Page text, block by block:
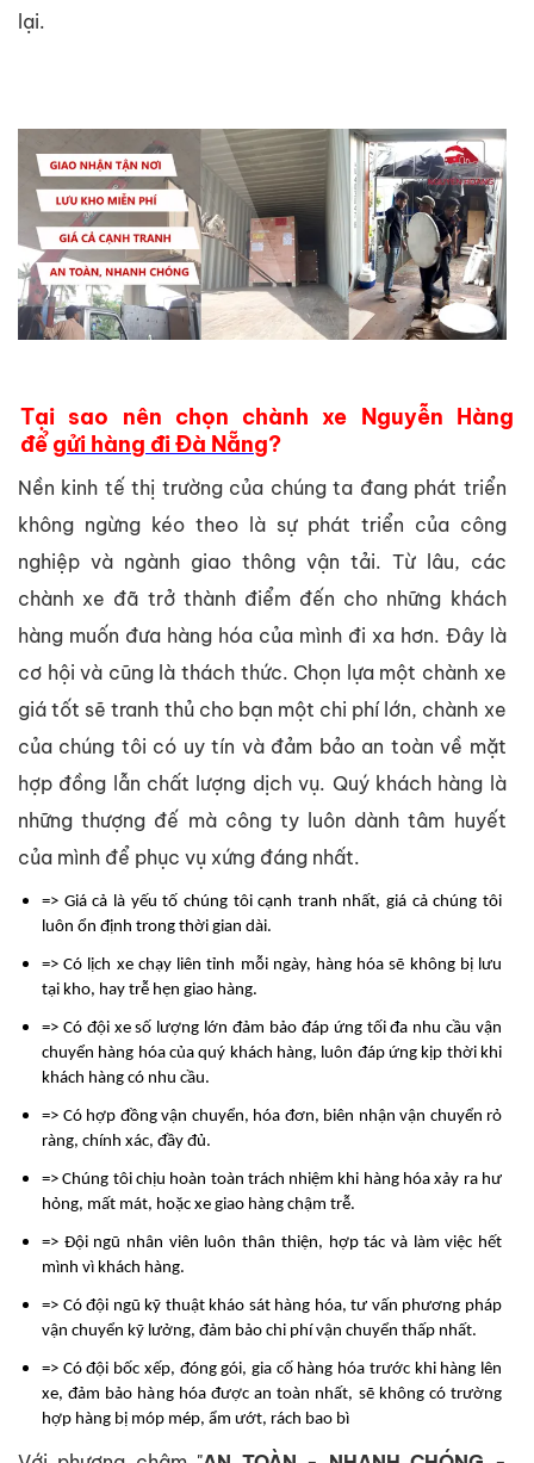
lại.
Tại sao nên chọn chành xe Nguyễn Hàng
để gửi hàng đi Đà Nẵng?
Nền kinh tế thị trường của chúng ta đang phát triển
không ngừng kéo theo là sự phát triển của công
nghiệp và ngành giao thông vận tải. Từ lâu, các
chành xe đã trở thành điểm đến cho những khách
hàng muốn đưa hàng hóa của mình đi xa hơn. Đây là
cơ hội và cũng là thách thức. Chọn lựa một chành xe
giá tốt sẽ tranh thủ cho bạn một chi phí lớn, chành xe
của chúng tôi có uy tín và đảm bảo an toàn về mặt
hợp đồng lẫn chất lượng dịch vụ. Quý khách hàng là
những thượng đế mà công ty luôn dành tâm huyết
của mình để phục vụ xứng đáng nhất.
=> Giá cả là yếu tố chúng tôi cạnh tranh nhất, giá cả chúng tôi
luôn ổn định trong thời gian dài.
=> Có lịch xe chạy liên tỉnh mỗi ngày, hàng hóa sẽ không bị lưu
tại kho, hay trễ hẹn giao hàng.
=> Có đội xe số lượng lớn đảm bảo đáp ứng tối đa nhu cầu vận
chuyển hàng hóa của quý khách hàng, luôn đáp ứng kịp thời khi
khách hàng có nhu cầu.
=> Có hợp đồng vận chuyển, hóa đơn, biên nhận vận chuyển rỏ
ràng, chính xác, đầy đủ.
=> Chúng tôi chịu hoàn toàn trách nhiệm khi hàng hóa xảy ra hư
hỏng, mất mát, hoặc xe giao hàng chậm trễ.
=> Đội ngũ nhân viên luôn thân thiện, hợp tác và làm việc hết
mình vì khách hàng.
=> Có đội ngũ kỹ thuật kháo sát hàng hóa, tư vấn phương pháp
vận chuyển kỹ lưởng, đảm bảo chi phí vận chuyển thấp nhất.
=> Có đội bốc xếp, đóng gói, gia cố hàng hóa trước khi hàng lên
xe, đảm bảo hàng hóa được an toàn nhất, sẽ không có trường
hợp hàng bị móp mép, ẩm ướt, rách bao bì